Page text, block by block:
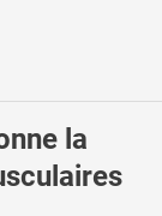
la